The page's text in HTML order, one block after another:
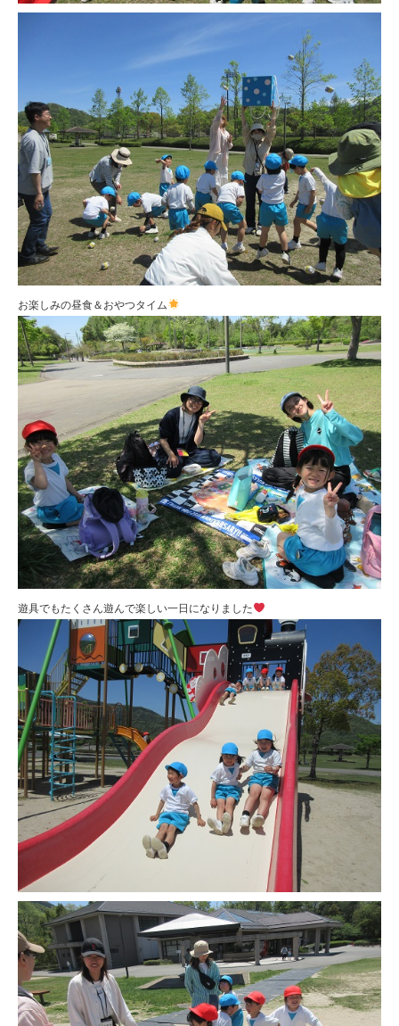
お楽しみの昼食＆おやつタイム
遊具でもたくさん遊んで楽しい一日になりました